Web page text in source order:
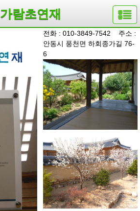
가람초연재
전화 : 010-3849-7542 주소 :
안동시 풍천면 하회종가길 76-
6